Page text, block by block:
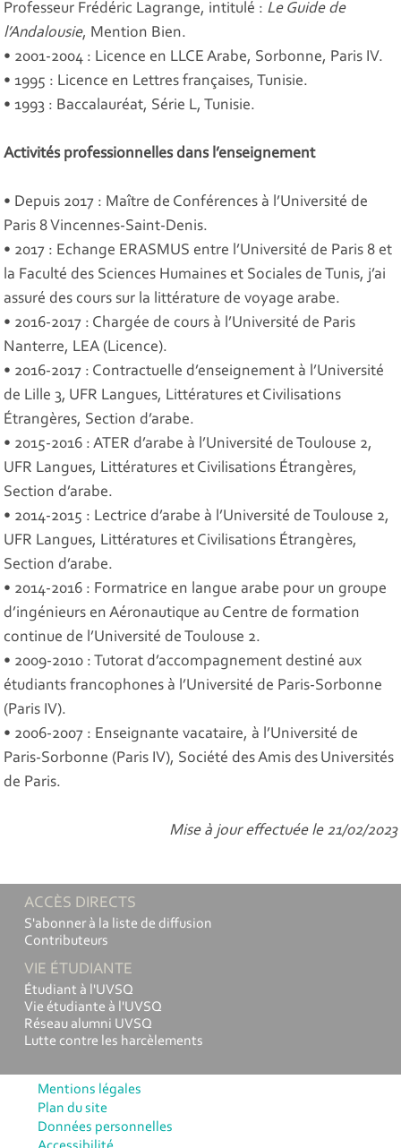
Professeur Frédéric Lagrange, intitulé : Le Guide de
l’Andalousie, Mention Bien.
• 2001-2004 : Licence en LLCE Arabe, Sorbonne, Paris IV.
• 1995 : Licence en Lettres françaises, Tunisie.
• 1993 : Baccalauréat, Série L, Tunisie.
Activités professionnelles dans l’enseignement
• Depuis 2017 : Maître de Conférences à l’Université de
Paris 8 Vincennes-Saint-Denis.
• 2017 : Echange ERASMUS entre l’Université de Paris 8 et
la Faculté des Sciences Humaines et Sociales de Tunis, j’ai
assuré des cours sur la littérature de voyage arabe.
• 2016-2017 : Chargée de cours à l’Université de Paris
Nanterre, LEA (Licence).
• 2016-2017 : Contractuelle d’enseignement à l’Université
de Lille 3, UFR Langues, Littératures et Civilisations
Étrangères, Section d’arabe.
• 2015-2016 : ATER d’arabe à l’Université de Toulouse 2,
UFR Langues, Littératures et Civilisations Étrangères,
Section d’arabe.
• 2014-2015 : Lectrice d’arabe à l’Université de Toulouse 2,
UFR Langues, Littératures et Civilisations Étrangères,
Section d’arabe.
• 2014-2016 : Formatrice en langue arabe pour un groupe
d’ingénieurs en Aéronautique au Centre de formation
continue de l’Université de Toulouse 2.
• 2009-2010 : Tutorat d’accompagnement destiné aux
étudiants francophones à l’Université de Paris-Sorbonne
(Paris IV).
• 2006-2007 : Enseignante vacataire, à l’Université de
Paris-Sorbonne (Paris IV), Société des Amis des Universités
de Paris.
Mise à jour effectuée le 21/02/2023
ACCÈS DIRECTS
S'abonner à la liste de diffusion
Contributeurs
VIE ÉTUDIANTE
Étudiant à l'UVSQ
Vie étudiante à l'UVSQ
Réseau alumni UVSQ
Lutte contre les harcèlements
Mentions légales
Plan du site
Données personnelles